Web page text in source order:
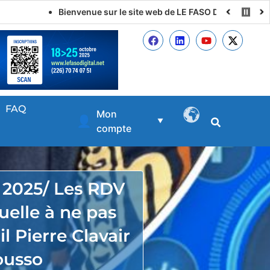
Bienvenue sur le site web de LE FASO DIGITAL
FAQ
👤
Mon
compte
▼
Les RDV
à ne pas
Pierre Clavair